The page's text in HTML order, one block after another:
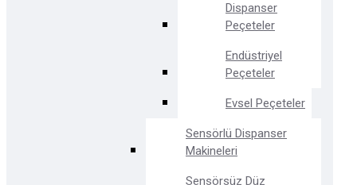
Dispanser
Peçeteler
Endüstriyel
Peçeteler
Evsel Peçeteler
Sensörlü Dispanser
Makineleri
Sensörsüz Düz